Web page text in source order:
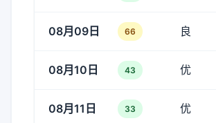
08月09日 66 良
08月10日 43 优
08月11日 33 优